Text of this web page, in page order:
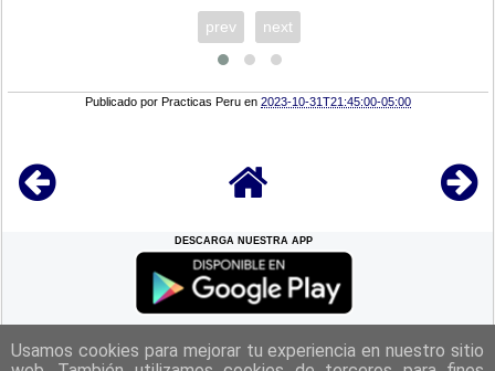
prev next
Publicado porPracticas Peru en2023-10-31T21:45:00-05:00
DESCARGA NUESTRA APP
REGRESAR A LACIMA
Usamos cookies para mejorar tu experiencia en nuestro sitio